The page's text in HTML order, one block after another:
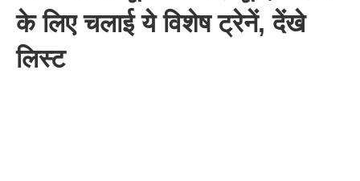
के लिए चलाई ये विशेष ट्रेनें, देंखे
लिस्ट